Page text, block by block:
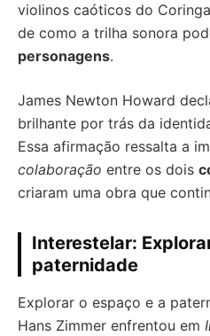
violinos caóticos do
de como a trilha sonora
personagens.
James Newton Howard
brilhante por trás da
Essa afirmação ressalta a
colaboração entre os dois
criaram uma obra que
Interestelar:
paternidade
Explorar o espaço e a
Hans Zimmer enfrentou em